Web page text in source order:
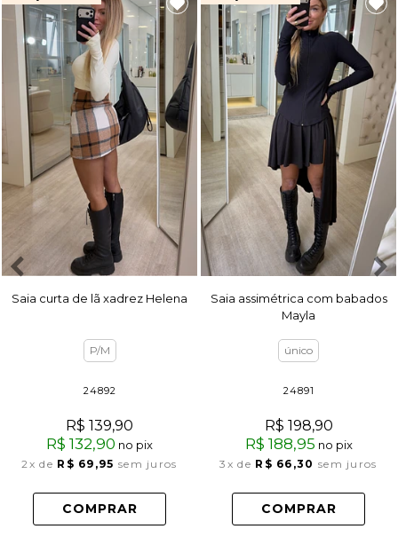
Saia curta de lã xadrez Helena
P/M
24892
R$ 139,90
R$ 132,90 no pix
2x de R$ 69,95 sem juros
COMPRAR
Saia assimétrica com babados
Mayla
único
24891
R$ 198,90
R$ 188,95 no pix
3x de R$ 66,30 sem juros
COMPRAR